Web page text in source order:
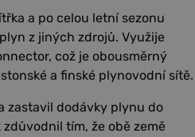
a po celou letní sezonu
z jiných zdrojů. Využije
což je obousměrný
a finské plynovodní sítě.
zastavil dodávky plynu do
zdůvodnil tím, že obě země